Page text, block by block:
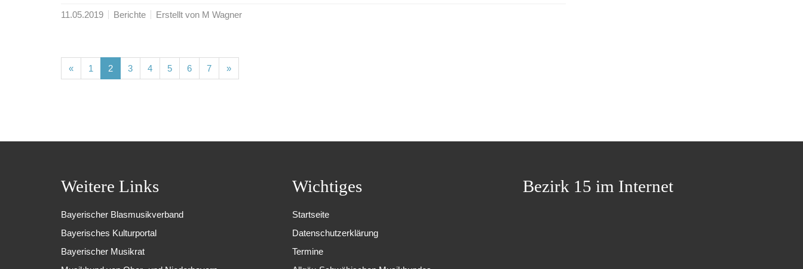
11.05.2019 Berichte Erstellt von M Wagner
« 1 (current)
2(current)
3(current)
4(current)
5(current)
6(current)
7(current)
»
Weitere Links
Bayerischer Blasmusikverband
Bayerisches Kulturportal
Bayerischer Musikrat
Wichtiges
Startseite
Datenschutzerklärung
Termine
Bezirk 15 im Internet